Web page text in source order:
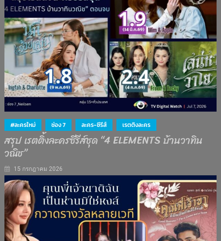
#ละครใหม่ ช่อง 7 ละคร-ซีรีส์ เรตติงละคร
สรุป เรตติ้งละครซีรีส์ชุด “4 ELEMENTS บ้านวาทิน
วณิช”
15 กรกฎาคม 2026